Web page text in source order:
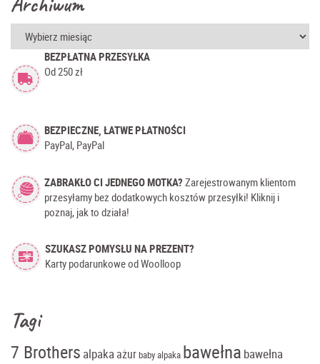
Archiwum
BEZPŁATNA PRZESYŁKA
Od 250 zł
BEZPIECZNE, ŁATWE PŁATNOŚCI
PayPal, PayPal
ZABRAKŁO CI JEDNEGO MOTKA? Zarejestrowanym klientom
przesyłamy bez dodatkowych kosztów przesyłki! Kliknij i
poznaj, jak to działa!
SZUKASZ POMYSŁU NA PREZENT?
Karty podarunkowe od Woolloop
Tagi
7 Brothers alpakaażurbaby alpaka bawełna bawełna